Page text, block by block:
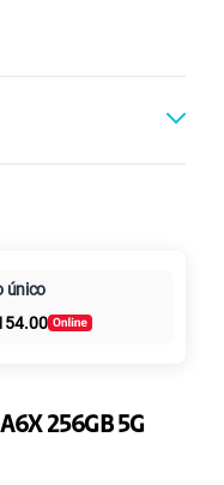
en alta velocidad
S/
S/49.90
intereses
único
256GB 5G